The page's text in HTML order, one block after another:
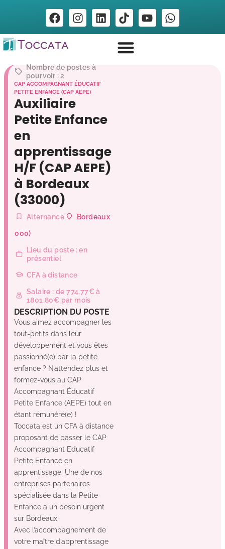
Nombre de postes à
pourvoir : 2
CAP ACCOMPAGNANT ÉDUCATIF
PETITE ENFANCE (CAP AEPE)
Auxiliaire
Petite Enfance
en
apprentissage
H/F (CAP AEPE)
à Bordeaux
(33000)
Alternance
Bordeaux
(33000)
Lieu du poste : en
présentiel
CFA à distance
Salaire : de 774,77€ à
1801,80€ par mois
DESCRIPTION DU POSTE
Vous aimez accompagner les
tout-petits dans leur
développement et vous êtes
passionné(e) par la petite
enfance ? N’attendez plus et
formez-vous au CAP
Accompagnant Éducatif
Petite Enfance (AEPE) tout en
étant rémunéré(e) !
Toccata est un CFA à distance
proposant de passer le CAP
Accompagnant Educatif
Petite Enfance en
apprentissage. Une de nos
entreprises partenaires
spécialisée dans la Petite
Enfance a un besoin urgent
sur Bordeaux.
Avec l’accompagnement de
votre maître d’apprentissage